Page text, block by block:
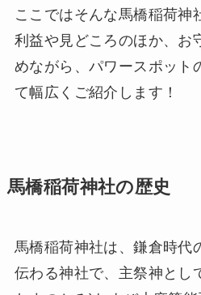
ここではそんな馬橋稲荷神
利益や見どころのほか、お
めながら、パワースポット
て幅広くご紹介します！
馬橋稲荷神社の歴史
馬橋稲荷神社は、鎌倉時代
伝わる神社で、主祭神とし